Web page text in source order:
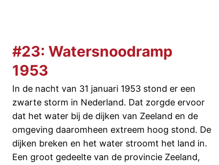
#23: Watersnoodramp
1953
In de nacht van 31 januari 1953 stond er een
zwarte storm in Nederland. Dat zorgde ervoor
dat het water bij de dijken van Zeeland en de
omgeving daaromheen extreem hoog stond. De
dijken breken en het water stroomt het land in.
Een groot gedeelte van de provincie Zeeland,